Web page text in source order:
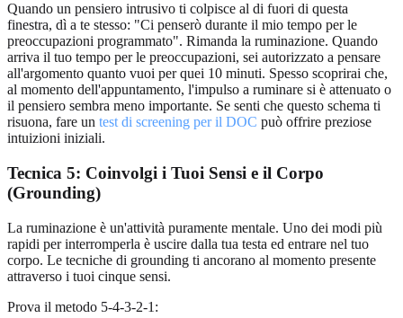
Quando un pensiero intrusivo ti colpisce al di fuori di questa
finestra, dì a te stesso: "Ci penserò durante il mio tempo per le
preoccupazioni programmato". Rimanda la ruminazione. Quando
arriva il tuo tempo per le preoccupazioni, sei autorizzato a pensare
all'argomento quanto vuoi per quei 10 minuti. Spesso scoprirai che,
al momento dell'appuntamento, l'impulso a ruminare si è attenuato o
il pensiero sembra meno importante. Se senti che questo schema ti
risuona, fare un test di screening per il DOC può offrire preziose
intuizioni iniziali.
Tecnica 5: Coinvolgi i Tuoi Sensi e il Corpo
(Grounding)
La ruminazione è un'attività puramente mentale. Uno dei modi più
rapidi per interromperla è uscire dalla tua testa ed entrare nel tuo
corpo. Le tecniche di grounding ti ancorano al momento presente
attraverso i tuoi cinque sensi.
Prova il metodo 5-4-3-2-1: